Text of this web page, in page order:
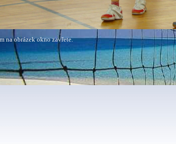
na obrázek okno zavřete.